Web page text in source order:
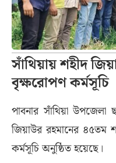
সাঁথিয়ায় শহীদ
বৃক্ষরোপণ কর্মসূচি
পাবনার সাঁথিয়া উপজেলা
জিয়াউর রহমানের ৪৫তম
কর্মসূচি অনুষ্ঠিত হয়েছে।